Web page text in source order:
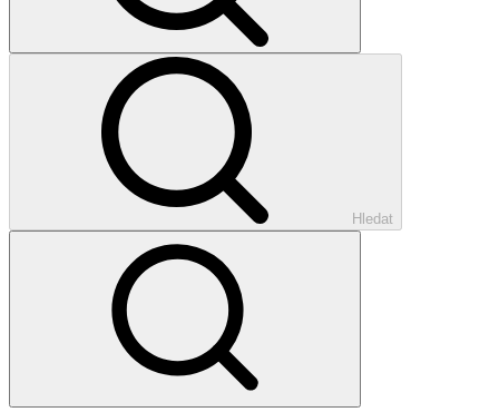
Hledat